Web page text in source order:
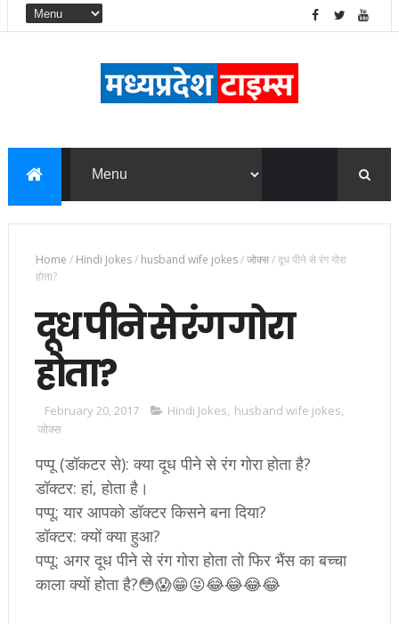
Home / Hindi Jokes/ husband wife jokes/जोक्स/दूध पीने से रंग गोरा
होता?
दूध पीने से रंग गोरा
होता?
February 20, 2017 Hindi Jokes, husband wife jokes,
जोक्स
पप्पू (डॉकटर से): क्या दूध पीने से रंग गोरा होता है?
डॉक्टर: हां, होता है।
पप्पू: यार आपको डॉक्टर किसने बना दिया?
डॉक्टर: क्यों क्या हुआ?
पप्पू: अगर दूध पीने से रंग गोरा होता तो फिर भैंस का बच्चा
काला क्यों होता है?😳😱😁😝😂😂😂😂